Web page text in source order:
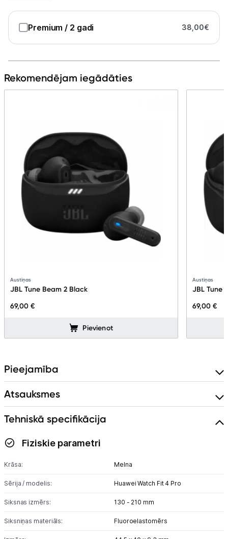
Premium / 2 gadi 38,00€
Rekomendējam iegādāties
Austiņas
JBL Tune Beam 2 Black
69,00 €
Pievienot
Austiņas
JBL Tune
69,00 €
Pieejamība
Atsauksmes
Tehniskā specifikācija
Fiziskie parametri
Krāsa: Melna
Sērija / modelis: Huawei Watch Fit 4 Pro
Siksnas izmērs: 130 - 210 mm
Siksniņas materiāls: Fluoroelastomērs